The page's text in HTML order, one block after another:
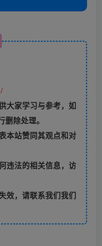
大家学习与参考，如
除处理。
本站赞同其观点和对
违法的相关信息，访
效，请联系我们我们